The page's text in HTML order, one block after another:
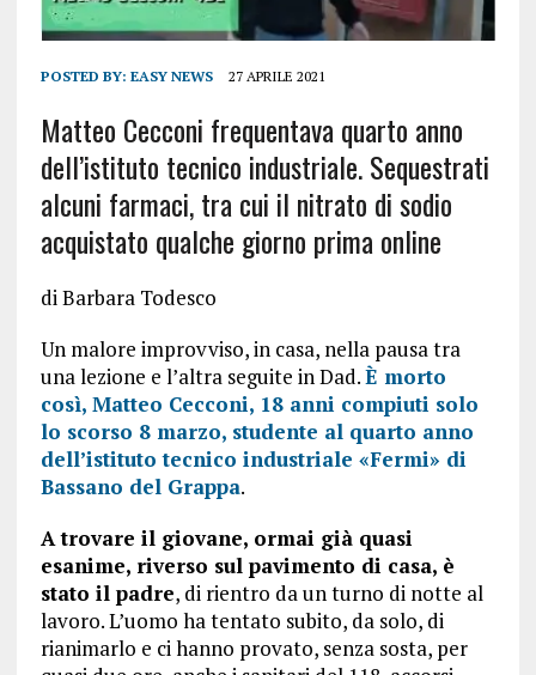
POSTED BY: EASY NEWS 27 APRILE 2021
Matteo Cecconi frequentava quarto anno
dell’istituto tecnico industriale. Sequestrati
alcuni farmaci, tra cui il nitrato di sodio
acquistato qualche giorno prima online
di Barbara Todesco
Un malore improvviso, in casa, nella pausa tra
una lezione e l’altra seguite in Dad.È morto
così, Matteo Cecconi, 18 anni compiuti solo
lo scorso 8 marzo, studente al quarto anno
dell’istituto tecnico industriale «Fermi» di
Bassano del Grappa.
A trovare il giovane, ormai già quasi
esanime, riverso sul pavimento di casa, è
stato il padre, di rientro da un turno di notte al
lavoro. L’uomo ha tentato subito, da solo, di
rianimarlo e ci hanno provato, senza sosta, per